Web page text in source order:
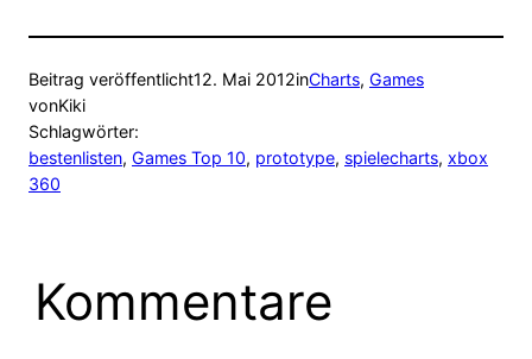
Beitrag veröffentlicht12. Mai 2012inCharts, Games
vonKiki
Schlagwörter:
bestenlisten, Games Top 10, prototype, spielecharts, xbox
360
Kommentare